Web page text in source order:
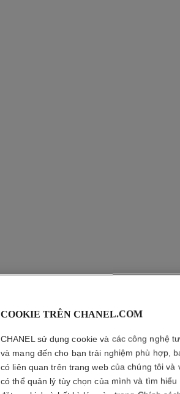
COOKIE TRÊN CHANEL.COM
CHANEL sử dụng cookie và các công nghệ
và mang đến cho bạn trải nghiệm phù hợp,
có liên quan trên trang web của chúng tôi và
có thể quản lý tùy chọn của mình và tìm